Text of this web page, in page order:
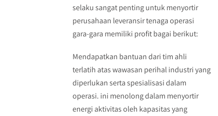
selaku sangat penting untuk menyortir
perusahaan leveransir tenaga operasi
gara-gara memiliki profit bagai berikut:
Mendapatkan bantuan dari tim ahli
terlatih atas wawasan perihal industri yang
diperlukan serta spesialisasi dalam
operasi. ini menolong dalam menyortir
energi aktivitas oleh kapasitas yang